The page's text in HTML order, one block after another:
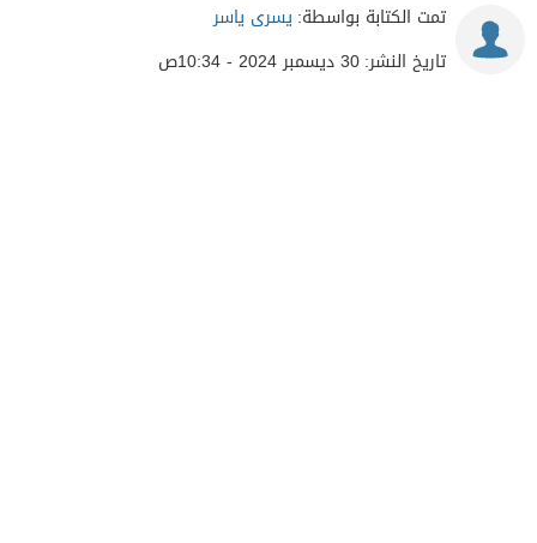
تمت الكتابة بواسطة: يسرى ياسر
تاريخ النشر:30 ديسمبر 2024 - 10:34ص